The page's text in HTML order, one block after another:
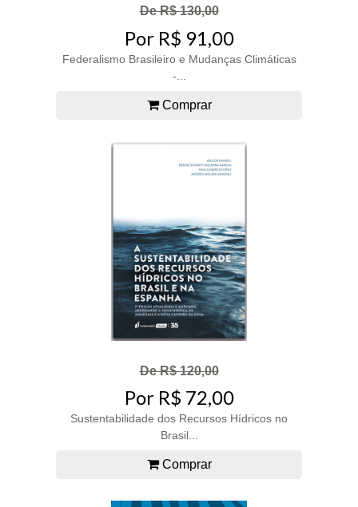
De R$ 130,00
Por R$ 91,00
Federalismo Brasileiro e Mudanças Climáticas
-...
Comprar
De R$ 120,00
Por R$ 72,00
Sustentabilidade dos Recursos Hídricos no
Brasil...
Comprar